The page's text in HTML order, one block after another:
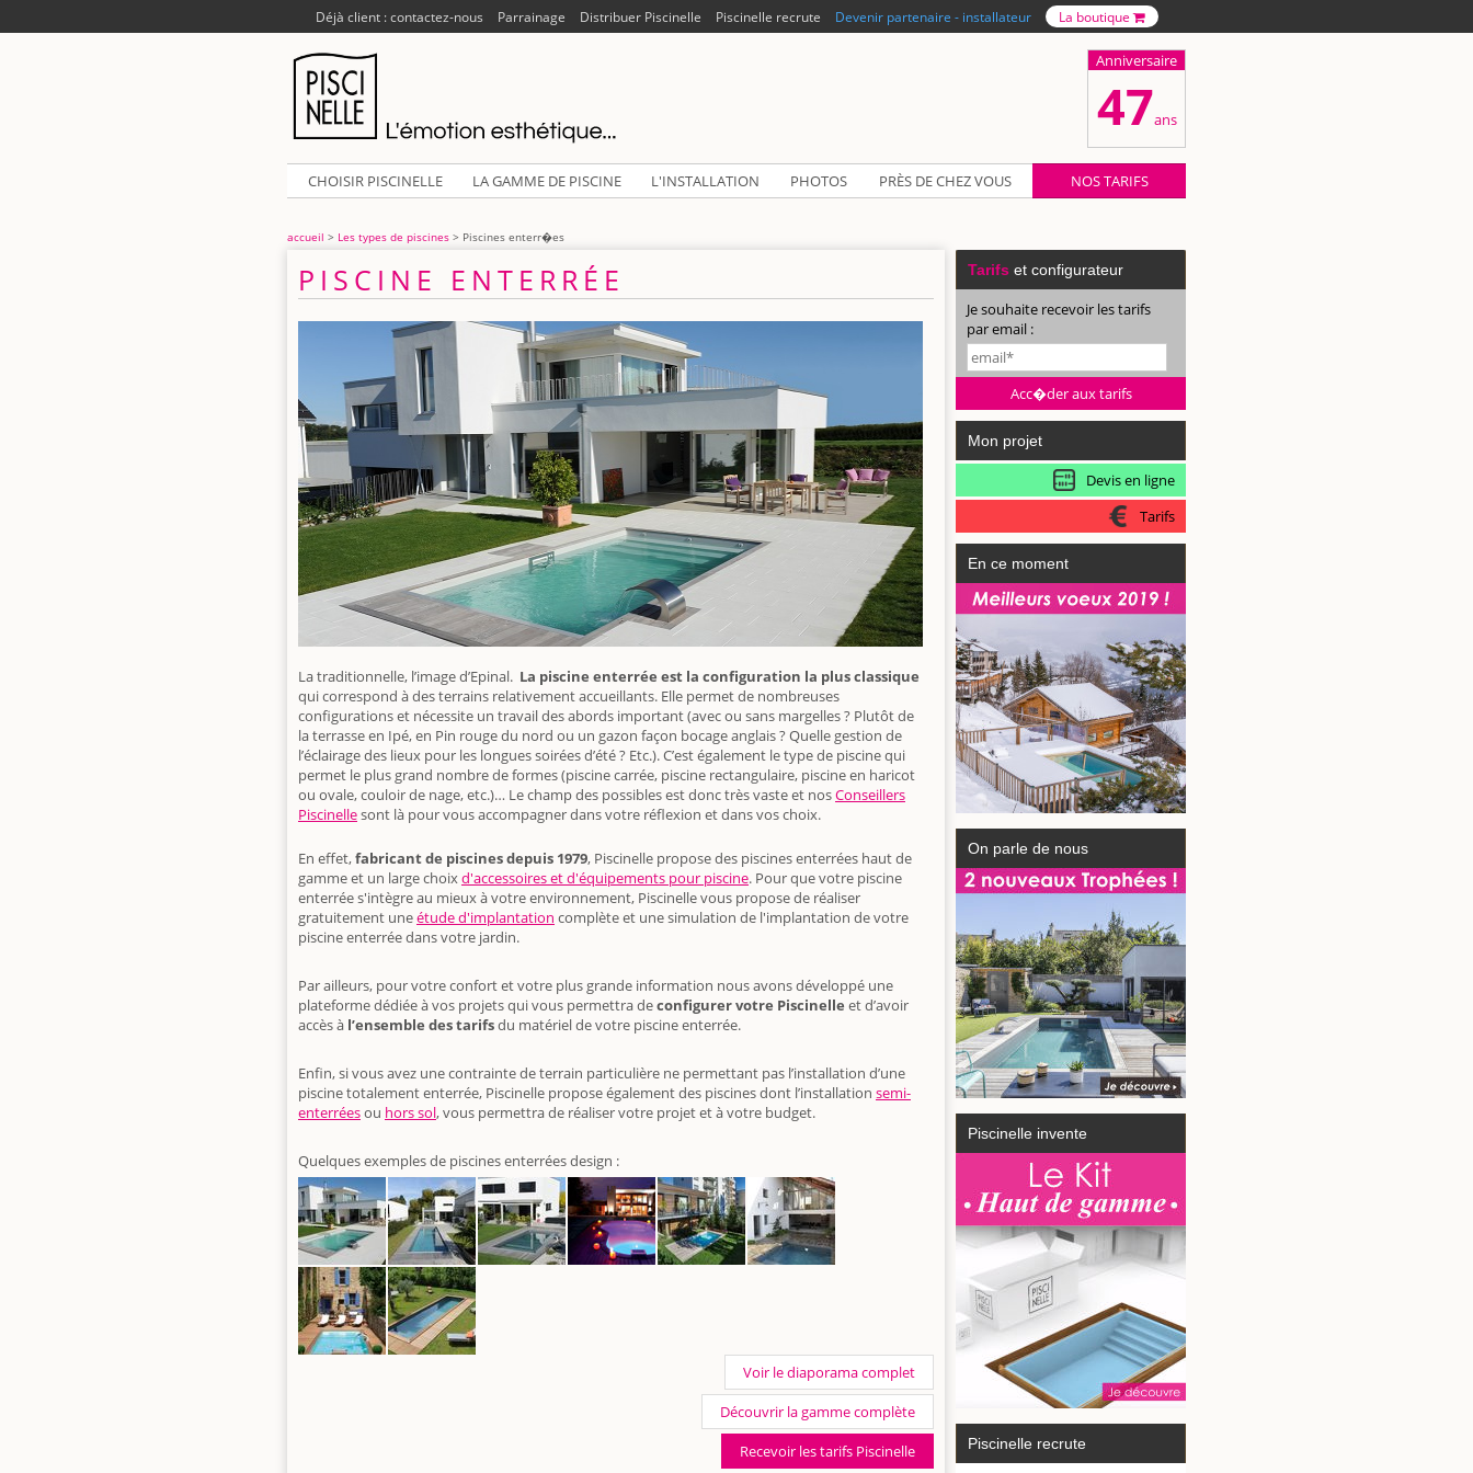
Déjà client : contactez-nous Parrainage Distribuer Piscinelle Piscinelle recrute Devenir partenaire - installateur La boutique
Anniversaire
47ans
CHOISIR PISCINELLE LA GAMME DE PISCINE L'INSTALLATION PHOTOS PRÈS DE CHEZ VOUS NOS TARIFS
accueil > Les types de piscines > Piscines enterr�es
PISCINE ENTERRÉE
La traditionnelle, l’image d’Epinal. La piscine enterrée est la configuration la plus classique
qui correspond à des terrains relativement accueillants. Elle permet de nombreuses
configurations et nécessite un travail des abords important (avec ou sans margelles ? Plutôt de
la terrasse en Ipé, en Pin rouge du nord ou un gazon façon bocage anglais ? Quelle gestion de
l’éclairage des lieux pour les longues soirées d’été ? Etc.). C’est également le type de piscine qui
permet le plus grand nombre de formes (piscine carrée, piscine rectangulaire, piscine en haricot
ou ovale, couloir de nage, etc.)… Le champ des possibles est donc très vaste et nosConseillers
Piscinellesont là pour vous accompagner dans votre réflexion et dans vos choix.
En effet,fabricant de piscines depuis 1979, Piscinelle propose des piscines enterrées haut de
gamme et un large choixd'accessoires et d'équipements pour piscine. Pour que votre piscine
enterrée s'intègre au mieux à votre environnement, Piscinelle vous propose de réaliser
gratuitement uneétude d'implantation complète et une simulation de l'implantation de votre
piscine enterrée dans votre jardin.
Par ailleurs, pour votre confort et votre plus grande information nous avons développé une
plateforme dédiée à vos projets qui vous permettra deconfigurer votre Piscinelle et d’avoir
accès à l’ensemble des tarifsdu matériel de votre piscine enterrée.
Enfin, si vous avez une contrainte de terrain particulière ne permettant pas l’installation d’une
piscine totalement enterrée, Piscinelle propose également des piscines dont l’installation semi-
enterréesou hors sol, vous permettra de réaliser votre projet et à votre budget.
Quelques exemples de piscines enterrées design :
Voir le diaporama complet
Découvrir la gamme complète
Recevoir les tarifs Piscinelle
Tarifs et configurateur
Je souhaite recevoir les tarifs
par email :
Mon projet
Devis en ligne
Tarifs
En ce moment
On parle de nous
Piscinelle invente
Piscinelle recrute